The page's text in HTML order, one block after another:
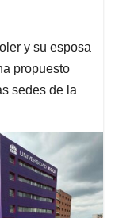
y su esposa
propuesto
sedes de la